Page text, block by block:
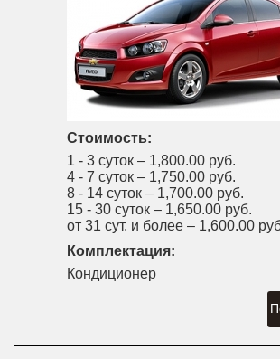
Стоимость:
1 - 3 суток – 1,800.00 руб.
4 - 7 суток – 1,750.00 руб.
8 - 14 суток – 1,700.00 руб.
15 - 30 суток – 1,650.00 руб.
от 31 сут. и более – 1,600.00
Комплектация:
Кондиционер